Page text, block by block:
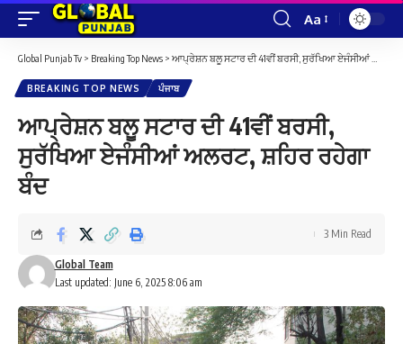
Font
Resizer
Aa
Global Punjab Tv > Breaking Top News > ਆਪ੍ਰੇਸ਼ਨ ਬਲੂ ਸਟਾਰ ਦੀ 41ਵੀਂ ਬਰਸੀ, ਸੁਰੱਖਿਆ ਏਜੰਸੀਆਂ ਅਲਰਟ, ਸ਼ਹਿਰ ਰਹੇਗਾ ਬੰਦ
BREAKING TOP NEWS ਪੰਜਾਬ
ਆਪ੍ਰੇਸ਼ਨ ਬਲੂ ਸਟਾਰ ਦੀ 41ਵੀਂ ਬਰਸੀ,
ਸੁਰੱਖਿਆ ਏਜੰਸੀਆਂ ਅਲਰਟ, ਸ਼ਹਿਰ ਰਹੇਗਾ
ਬੰਦ
Last updated: June 6, 2025 8:06 am
Global Team
3 Min Read